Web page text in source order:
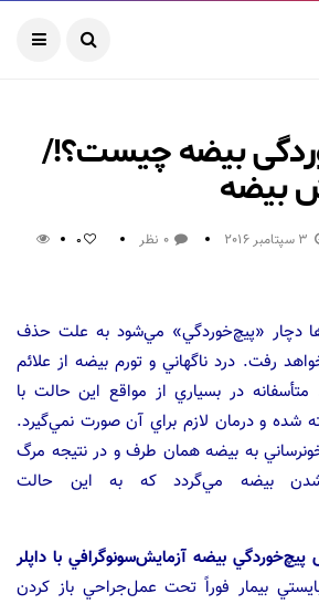
بیضه چیست؟!/
بیضه
3 سپتامبر 2016 0 نظر 0
دچار «پيچ‌خوردگي‌» مي‌شود به علت ‌حذف
رفت‌. درد ناگهاني و تورم بيضه از علائم
در بسياري از مواقع اين حالت با
شده و درمان لازم براي آن صورت نمي‌گيرد.
به بيضه همان طرف و در نتيجه مرگ
بيضه مي‌گردد كه به اين حالت
بيضه آزمايش‌سونوگرافي با داپلر
بيمار فوراً تحت عمل‌جراحي باز كردن